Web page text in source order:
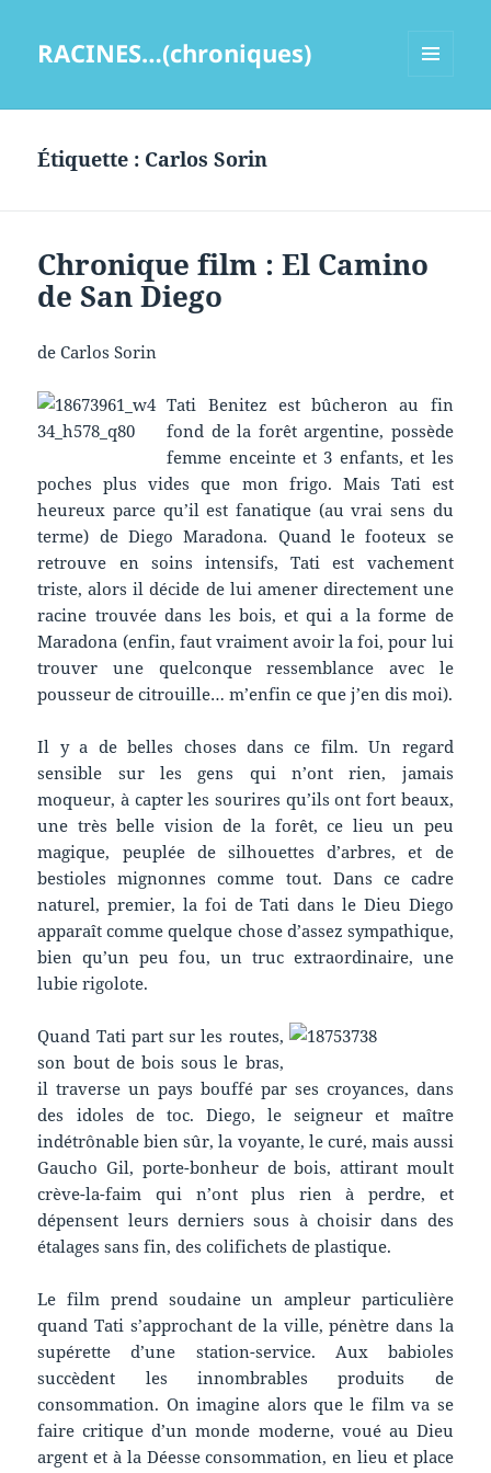
RACINES…(chroniques)
Étiquette : Carlos Sorin
Chronique film : El Camino
de San Diego
de Carlos Sorin
Tati Benitez est bûcheron au fin
fond de la forêt argentine, possède
femme enceinte et 3 enfants, et les
poches plus vides que mon frigo. Mais Tati est
heureux parce qu’il est fanatique (au vrai sens du
terme) de Diego Maradona. Quand le footeux se
retrouve en soins intensifs, Tati est vachement
triste, alors il décide de lui amener directement une
racine trouvée dans les bois, et qui a la forme de
Maradona (enfin, faut vraiment avoir la foi, pour lui
trouver une quelconque ressemblance avec le
pousseur de citrouille… m’enfin ce que j’en dis moi).
Il y a de belles choses dans ce film. Un regard
sensible sur les gens qui n’ont rien, jamais
moqueur, à capter les sourires qu’ils ont fort beaux,
une très belle vision de la forêt, ce lieu un peu
magique, peuplée de silhouettes d’arbres, et de
bestioles mignonnes comme tout. Dans ce cadre
naturel, premier, la foi de Tati dans le Dieu Diego
apparaît comme quelque chose d’assez sympathique,
bien qu’un peu fou, un truc extraordinaire, une
lubie rigolote.
Quand Tati part sur les routes,
son bout de bois sous le bras,
il traverse un pays bouffé par ses croyances, dans
des idoles de toc. Diego, le seigneur et maître
indétrônable bien sûr, la voyante, le curé, mais aussi
Gaucho Gil, porte-bonheur de bois, attirant moult
crève-la-faim qui n’ont plus rien à perdre, et
dépensent leurs derniers sous à choisir dans des
étalages sans fin, des colifichets de plastique.
Le film prend soudaine un ampleur particulière
quand Tati s’approchant de la ville, pénètre dans la
supérette d’une station-service. Aux babioles
succèdent les innombrables produits de
consommation. On imagine alors que le film va se
faire critique d’un monde moderne, voué au Dieu
argent et à la Déesse consommation, en lieu et place